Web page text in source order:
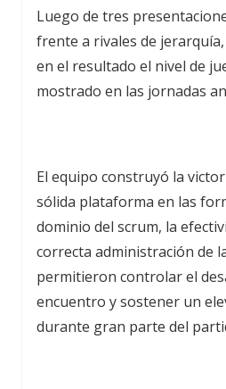
Luego de tres
frente a rivales de
en el resultado el nivel de
mostrado en las jornadas
El equipo construyó la
sólida plataforma en las
dominio del scrum, la
correcta administración de
permitieron controlar el
encuentro y sostener un
durante gran parte del